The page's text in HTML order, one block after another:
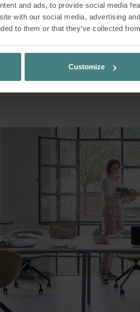
and ads, to provide social media
with our social media, advertising
to them or that they’ve collected
Customize
Impressionen